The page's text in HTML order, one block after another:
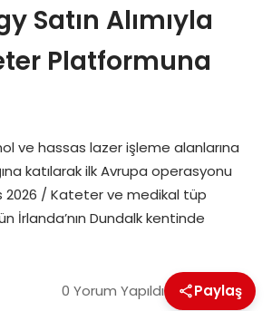
Satın Alımıyla
Platformuna
ve hassas lazer işleme alanlarına
katılarak ilk Avrupa operasyonu
2026 / Kateter ve medikal tüp
Dundalk kentinde
0 Yorum Yapıldı Paylaş